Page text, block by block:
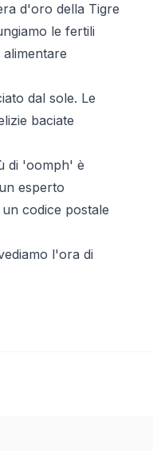
d'oro della Tigre
le fertili
dal sole. Le
baciate
di 'oomph' è
esperto
codice postale
l'ora di